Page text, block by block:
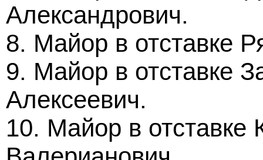
Александрович.
8. Майор в отставке
9. Майор в отставке
Алексеевич.
10. Майор в отставке